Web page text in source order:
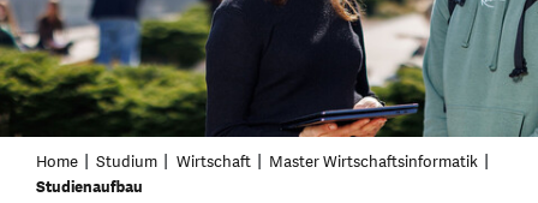
Home Studium Wirtschaft
Master Wirtschaftsinformatik
Studienaufbau